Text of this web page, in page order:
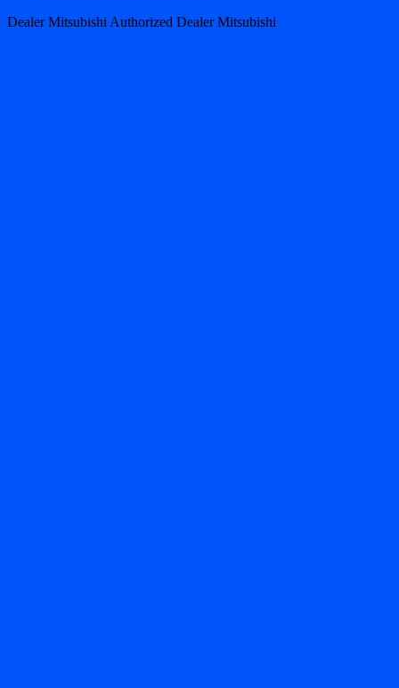
Dealer Mitsubishi Authorized Dealer Mitsubishi